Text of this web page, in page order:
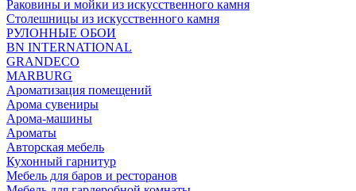
Раковины и мойки из искусственного камня
Столешницы из искусственного камня
РУЛОННЫЕ ОБОИ
BN INTERNATIONAL
GRANDECO
MARBURG
Ароматизация помещений
Арома сувениры
Арома-машины
Ароматы
Авторская мебель
Кухонный гарнитур
Мебель для баров и ресторанов